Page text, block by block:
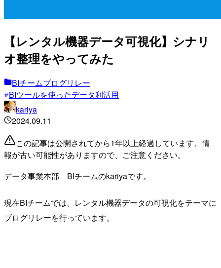
【レンタル機器データ可視化】シナリ
オ整理をやってみた
BIチームブログリレー
BIツールを使ったデータ利活用
kariya
2024.09.11
この記事は公開されてから1年以上経過しています。情
報が古い可能性がありますので、ご注意ください。
データ事業本部 BIチームのkariyaです。
現在BIチームでは、レンタル機器データの可視化をテーマに
ブログリレーを行っています。